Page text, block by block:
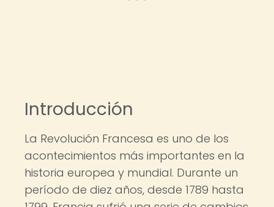
Introducción
La Revolución Francesa es uno de los
acontecimientos más importantes en la
historia europea y mundial. Durante un
período de diez años, desde 1789 hasta